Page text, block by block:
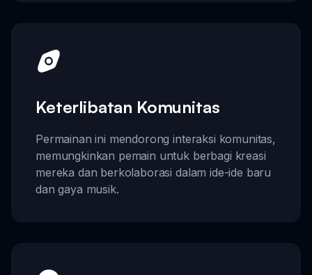
Keterlibatan Komunitas
Permainan ini mendorong interaksi komunitas,
memungkinkan pemain untuk berbagi kreasi
mereka dan berkolaborasi dalam ide-ide baru
dan gaya musik.